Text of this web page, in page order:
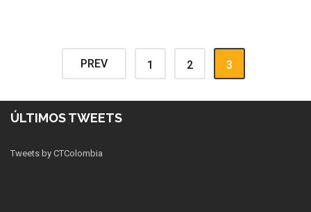
PREV 1 2 3
ÚLTIMOS TWEETS
Tweets by CTColombia